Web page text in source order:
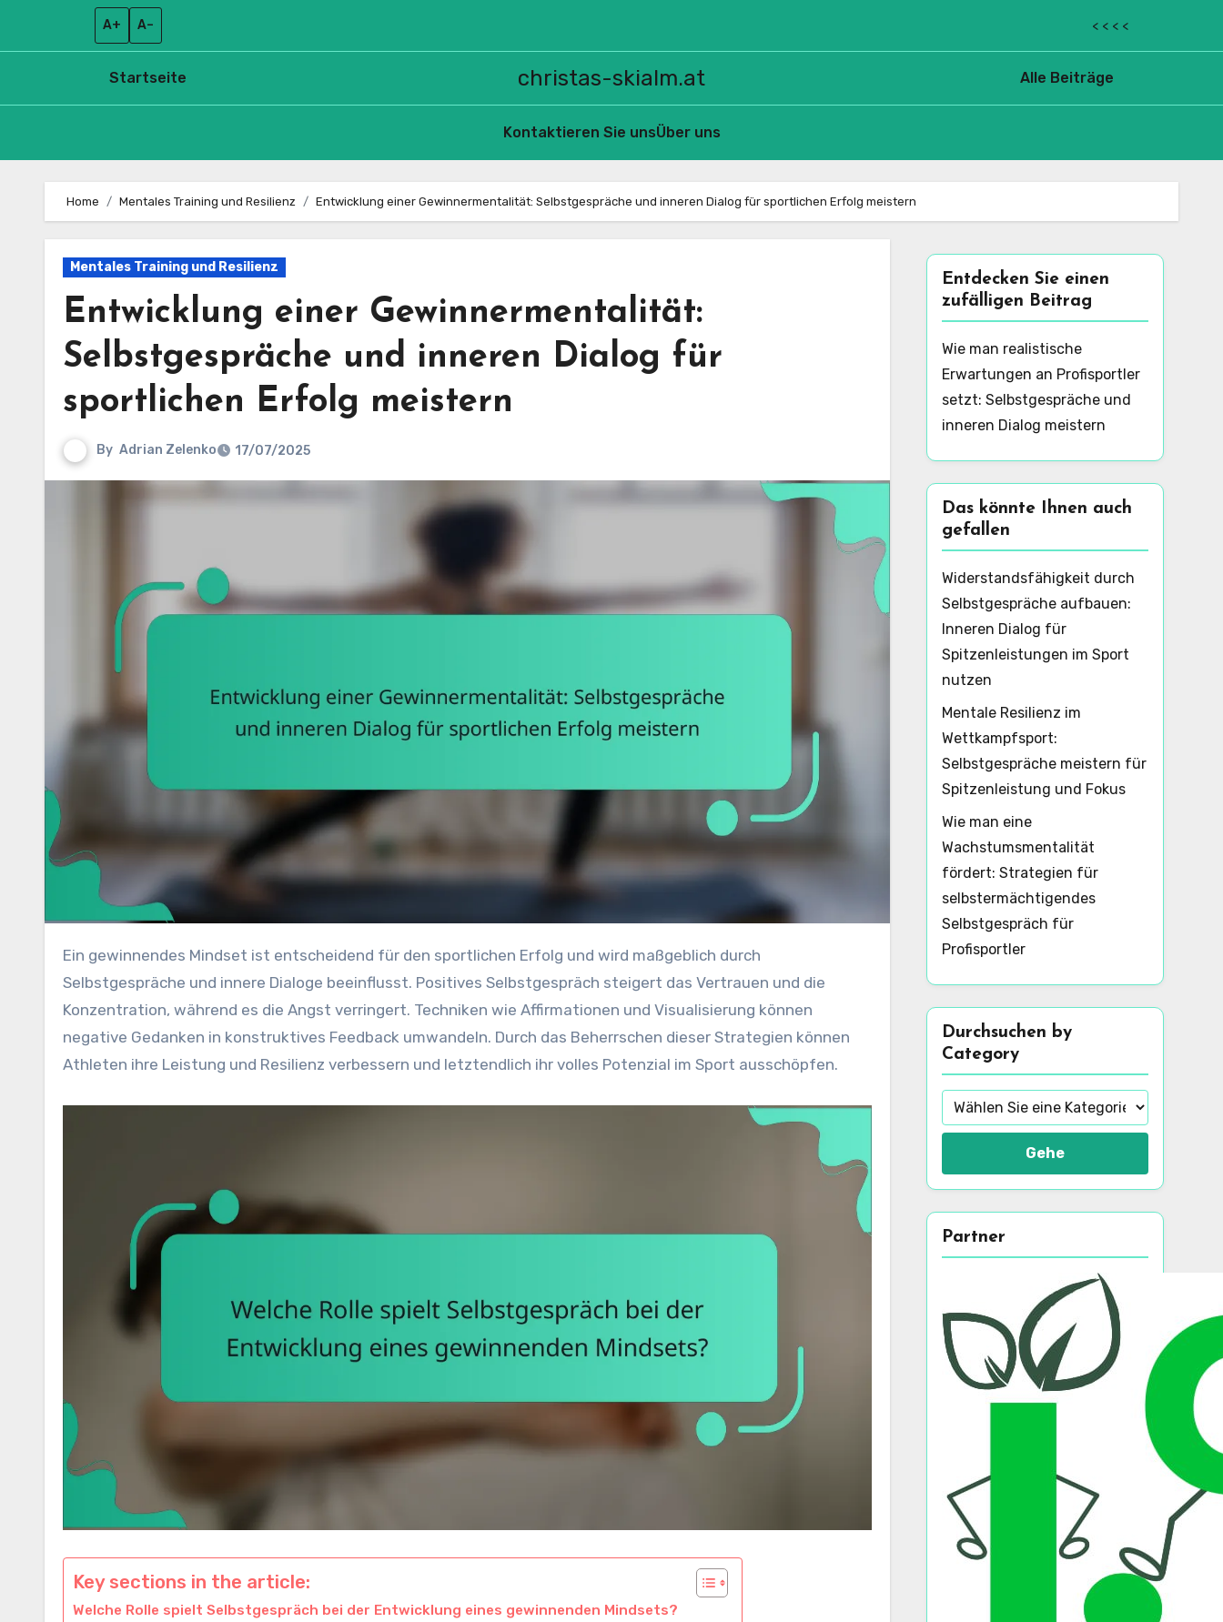
A+ A– < < < <
Startseite christas-skialm.at Alle Beiträge
Kontaktieren Sie unsÜber uns
content
Home Mentales Training und Resilienz Entwicklung einer Gewinnermentalität: Selbstgespräche und inneren Dialog für sportlichen Erfolg meistern
Mentales Training und Resilienz
Entwicklung einer Gewinnermentalität:
Selbstgespräche und inneren Dialog für
sportlichen Erfolg meistern
By Adrian Zelenko 17/07/2025
Ein gewinnendes Mindset ist entscheidend für den sportlichen Erfolg und wird maßgeblich durch
Selbstgespräche und innere Dialoge beeinflusst. Positives Selbstgespräch steigert das Vertrauen und die
Konzentration, während es die Angst verringert. Techniken wie Affirmationen und Visualisierung können
negative Gedanken in konstruktives Feedback umwandeln. Durch das Beherrschen dieser Strategien können
Athleten ihre Leistung und Resilienz verbessern und letztendlich ihr volles Potenzial im Sport ausschöpfen.
Key sections in the article:
Welche Rolle spielt Selbstgespräch bei der Entwicklung eines gewinnenden Mindsets?
Entdecken Sie einen
zufälligen Beitrag
Wie man realistische
Erwartungen an Profisportler
setzt: Selbstgespräche und
inneren Dialog meistern
Das könnte Ihnen auch
gefallen
Widerstandsfähigkeit durch
Selbstgespräche aufbauen:
Inneren Dialog für
Spitzenleistungen im Sport
nutzen
Mentale Resilienz im
Wettkampfsport:
Selbstgespräche meistern für
Spitzenleistung und Fokus
Wie man eine
Wachstumsmentalität
fördert: Strategien für
selbstermächtigendes
Selbstgespräch für
Profisportler
Durchsuchen by
Category
Gehe
Partner